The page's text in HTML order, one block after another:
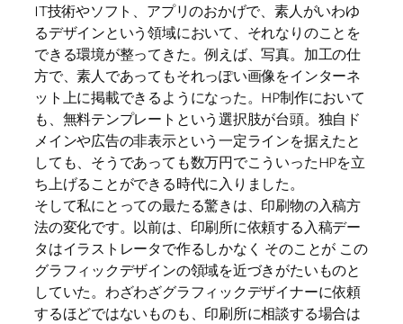
IT技術やソフト、アプリのおかげで、素人がいわゆ
るデザインという領域において、それなりのことを
できる環境が整ってきた。例えば、写真。加工の仕
方で、素人であってもそれっぽい画像をインターネ
ット上に掲載できるようになった。HP制作において
も、無料テンプレートという選択肢が台頭。独自ド
メインや広告の非表示という一定ラインを据えたと
しても、そうであっても数万円でこういったHPを立
ち上げることができる時代に入りました。
そして私にとっての最たる驚きは、印刷物の入稿方
法の変化です。以前は、印刷所に依頼する入稿デー
タはイラストレータで作るしかなく そのことが この
グラフィックデザインの領域を近づきがたいものと
していた。わざわざグラフィックデザイナーに依頼
するほどではないものも、印刷所に相談する場合は